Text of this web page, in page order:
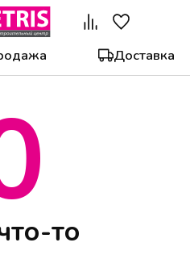
Доставка
то